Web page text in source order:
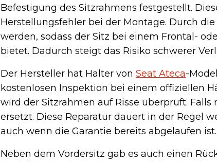
Befestigung des Sitzrahmens festgestellt.
Herstellungsfehler bei der Montage. Durch
werden, sodass der Sitz bei einem Frontal-
bietet. Dadurch steigt das Risiko schwerer
Der Hersteller hat Halter von Seat Ateca-
kostenlosen Inspektion bei einem offiziellen
wird der Sitzrahmen auf Risse überprüft.
ersetzt. Diese Reparatur dauert in der Regel
auch wenn die Garantie bereits abgelaufen ist.
Neben dem Vordersitz gab es auch einen